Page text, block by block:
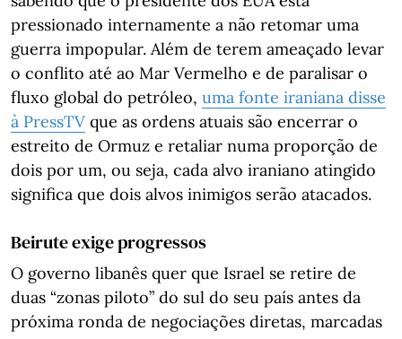
pressionado internamente a não retomar uma
guerra impopular. Além de terem ameaçado levar
o conflito até ao Mar Vermelho e de paralisar o
fluxo global do petróleo, uma fonte iraniana disse
à PressTV que as ordens atuais são encerrar o
estreito de Ormuz e retaliar numa proporção de
dois por um, ou seja, cada alvo iraniano atingido
significa que dois alvos inimigos serão atacados.
Beirute exige progressos
O governo libanês quer que Israel se retire de
duas “zonas piloto” do sul do seu país antes da
próxima ronda de negociações diretas, marcadas